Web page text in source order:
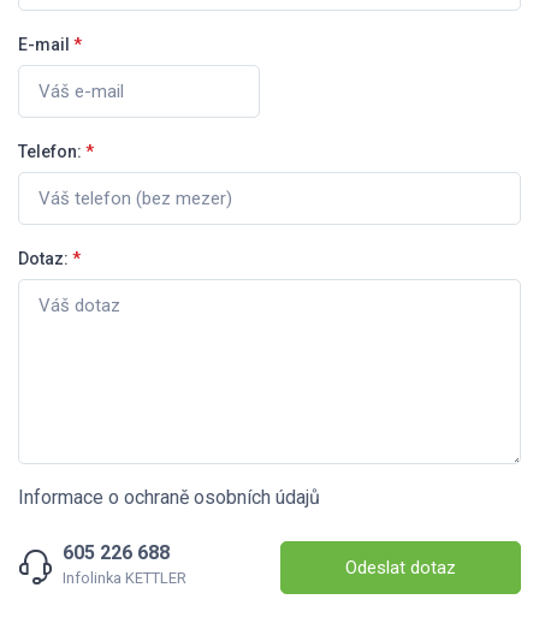
E-mail *
Telefon: *
Dotaz: *
Informace o ochraně osobních údajů
605 226 688
Infolinka KETTLER Odeslat dotaz